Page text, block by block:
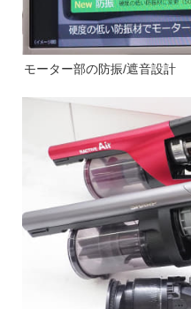
モーター部の防振/遮音設計